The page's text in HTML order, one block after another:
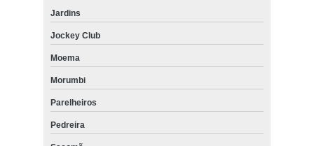
Jardins
Jockey Club
Moema
Morumbi
Parelheiros
Pedreira